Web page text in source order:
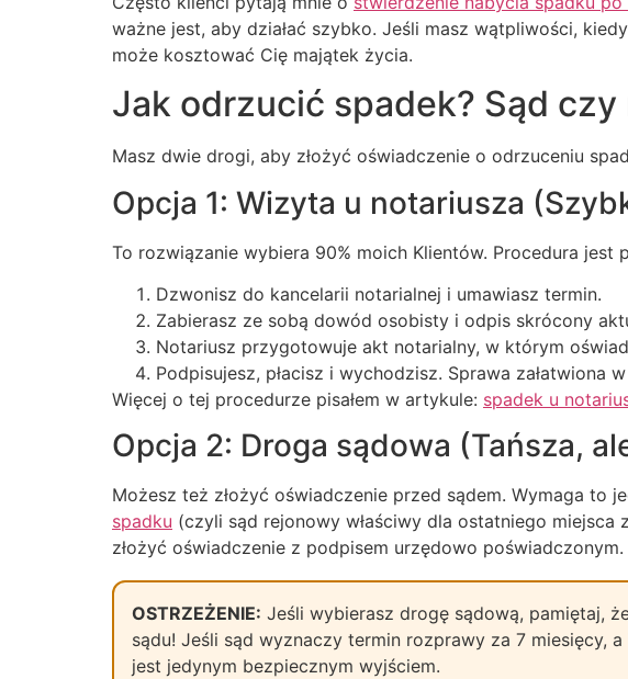
ważne jest, aby działać szybko. Jeśli masz wątpliwości,
może kosztować Cię majątek życia.
Jak odrzucić spadek? Sąd
Masz dwie drogi, aby złożyć oświadczenie o odrzuceniu
Opcja 1: Wizyta u notariusza
To rozwiązanie wybiera 90% moich Klientów. Procedura jest
Dzwonisz do kancelarii notarialnej i umawiasz termin.
Zabierasz ze sobą dowód osobisty i odpis skrócony
Notariusz przygotowuje akt notarialny, w którym
Podpisujesz, płacisz i wychodzisz. Sprawa załatwiona
Więcej o tej procedurze pisałem w artykule: spadek u
Opcja 2: Droga sądowa (Tańsza,
Możesz też złożyć oświadczenie przed sądem. Wymaga to
spadku (czyli sąd rejonowy właściwy dla ostatniego miejsca
złożyć oświadczenie z podpisem urzędowo poświadczonym.
OSTRZEŻENIE: Jeśli wybierasz drogę sądową, pamiętaj,
sądu! Jeśli sąd wyznaczy termin rozprawy za 7 miesięcy,
jest jedynym bezpiecznym wyjściem.